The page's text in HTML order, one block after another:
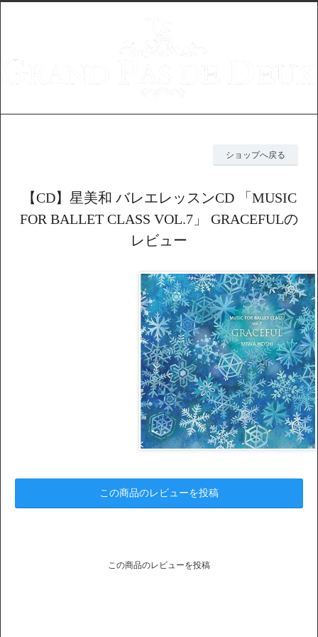
ショップへ戻る
【CD】星美和 バレエレッスンCD 「MUSIC
FOR BALLET CLASS VOL.7」 GRACEFULの
レビュー
この商品のレビューを投稿
この商品のレビューを投稿